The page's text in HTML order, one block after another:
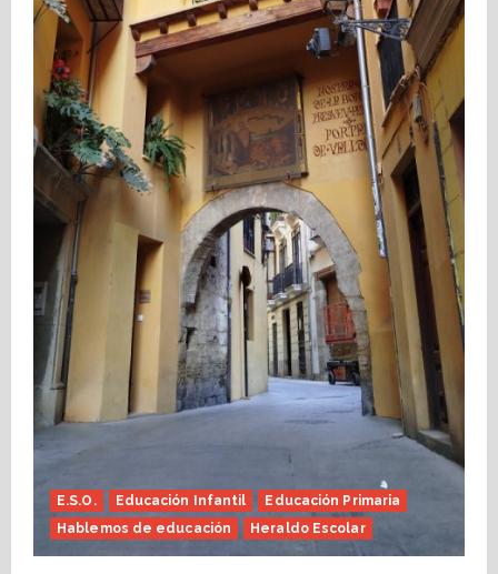
E.S.O. Educación Infantil
Educación Primaria
Hablemos de educación
Heraldo Escolar